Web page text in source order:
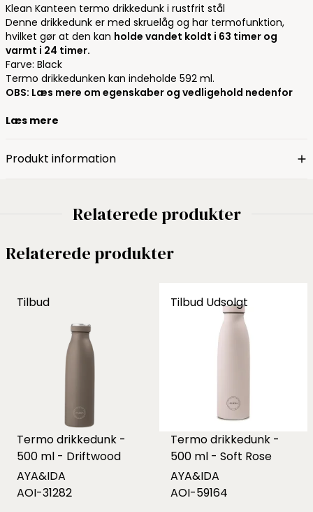
Klean Kanteen termo drikkedunk i rustfrit stål
Denne drikkedunk er med skruelåg og har termofunktion,
hvilket gør at den kan holde vandet koldt i 63 timer og
varmt i 24 timer.
Farve: Black
Termo drikkedunken kan indeholde 592 ml.
OBS: Læs mere om egenskaber og vedligehold nedenfor
Læs mere
Produkt information
Relaterede produkter
Relaterede produkter
Tilbud
Termo drikkedunk -
500 ml - Driftwood
AYA&IDA
AOI-31282
Tilbud Udsolgt
Termo drikkedunk -
500 ml - Soft Rose
AYA&IDA
AOI-59164